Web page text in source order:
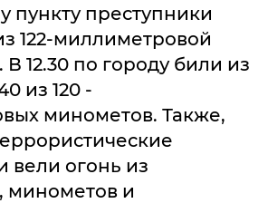
пункту преступники
122-миллиметровой
12.30 по городу били из
из 120 -
минометов. Также,
вели огонь из
минометов и